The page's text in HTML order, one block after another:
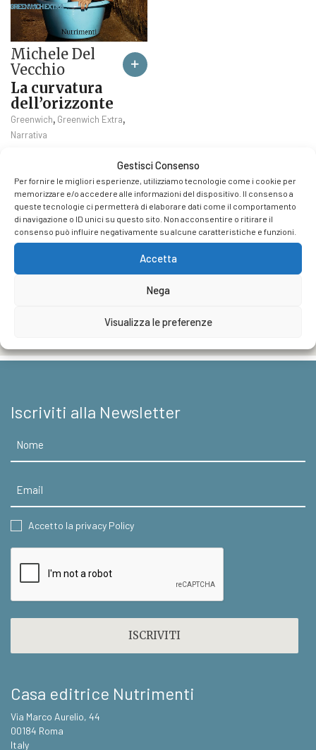
Gestisci Consenso
Per fornire le migliori esperienze, utilizziamo tecnologie come i cookie per
memorizzare e/o accedere alle informazioni del dispositivo. Il consenso a
queste tecnologie ci permetterà di elaborare dati come il comportamento
di navigazione o ID unici su questo sito. Non acconsentire o ritirare il
consenso può influire negativamente su alcune caratteristiche e funzioni.
Accetta
Nega
Visualizza le preferenze
Michele Del
Vecchio
La curvatura
dell’orizzonte
Greenwich, Greenwich Extra,
Narrativa
più
varianti.
Le
opzioni
possono
essere
scelte
nella
pagina
prodotto
prezzo:
da
€9,99
a
€18,05
Casa Editrice
News & Appuntamenti
Iscriviti alla Newsletter
CONSENT
Accetto la privacy Policy
Casa editrice Nutrimenti
Via Marco Aurelio, 44
00184 Roma
Italy